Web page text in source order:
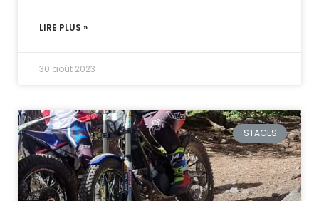
LIRE PLUS »
30 août 2023
STAGES